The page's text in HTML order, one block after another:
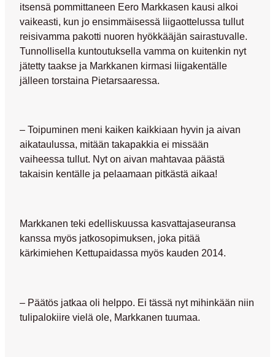
itsensä pommittaneen Eero Markkasen kausi alkoi
vaikeasti, kun jo ensimmäisessä liigaottelussa tullut
reisivamma pakotti nuoren hyökkääjän sairastuvalle.
Tunnollisella kuntoutuksella vamma on kuitenkin nyt
jätetty taakse ja Markkanen kirmasi liigakentälle
jälleen torstaina Pietarsaaressa.
– Toipuminen meni kaiken kaikkiaan hyvin ja aivan
aikataulussa, mitään takapakkia ei missään
vaiheessa tullut. Nyt on aivan mahtavaa päästä
takaisin kentälle ja pelaamaan pitkästä aikaa!
Markkanen teki edelliskuussa kasvattajaseuransa
kanssa myös jatkosopimuksen, joka pitää
kärkimiehen Kettupaidassa myös kauden 2014.
– Päätös jatkaa oli helppo. Ei tässä nyt mihinkään niin
tulipalokiire vielä ole, Markkanen tuumaa.